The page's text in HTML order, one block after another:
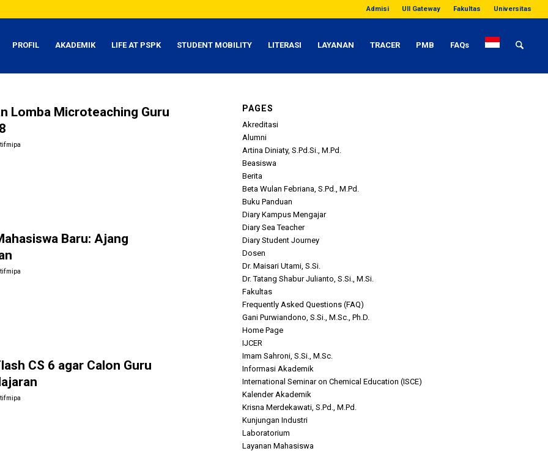
Admisi UII Gateway Fakultas Universitas
PROFIL AKADEMIK LIFE AT PSPK STUDENT MOBILITY LITERASI LAYANAN TRACER PMB FAQs
Lomba Microteaching Guru
tifmipa
Baru: Ajang
tifmipa
CS 6 agar Calon Guru
tifmipa
PAGES
Akreditasi
Alumni
Artina Diniaty, S.Pd.Si., M.Pd.
Beasiswa
Berita
Beta Wulan Febriana, S.Pd., M.Pd.
Buku Panduan
Diary Kampus Mengajar
Diary Sea Teacher
Diary Student Journey
Dosen
Dr. Maisari Utami, S.Si.
Dr. Tatang Shabur Julianto, S.Si., M.Si.
Fakultas
Frequently Asked Questions (FAQ)
Gani Purwiandono, S.Si., M.Sc., Ph.D.
Home Page
IJCER
Imam Sahroni, S.Si., M.Sc.
Informasi Akademik
International Seminar on Chemical Education (ISCE)
Kalender Akademik
Krisna Merdekawati, S.Pd., M.Pd.
Kunjungan Industri
Laboratorium
Layanan Mahasiswa